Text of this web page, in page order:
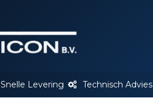
Snelle Levering Technisch Advies